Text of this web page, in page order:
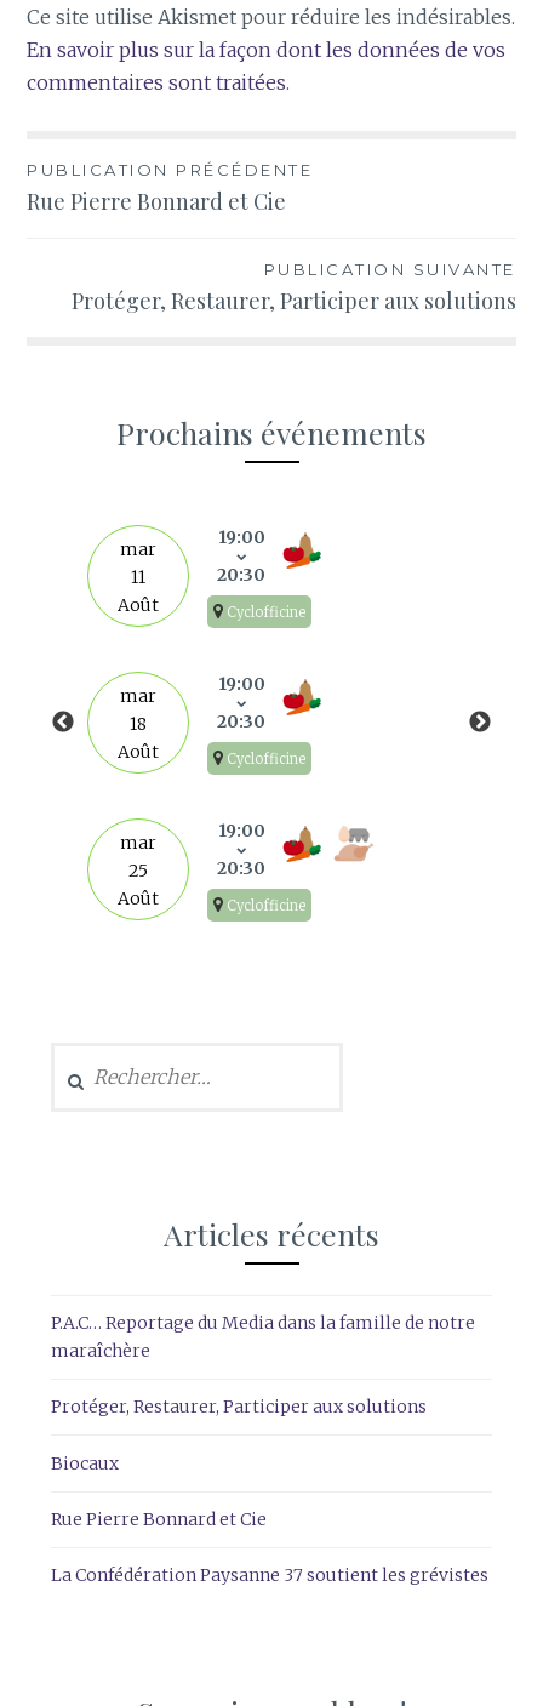
Ce site utilise Akismet pour réduire les indésirables.
En savoir plus sur la façon dont les données de vos
commentaires sont traitées.
Navigation
de
PUBLICATION PRÉCÉDENTE
Rue Pierre Bonnard et Cie
PUBLICATION SUIVANTE
Protéger, Restaurer, Participer aux solutions
Prochains événements
mar
11
Août
19:00
20:30
Cyclofficine
mar
18
Août
19:00
20:30
Cyclofficine
mar
25
Août
19:00
20:30
Cyclofficine
Articles récents
P.A.C… Reportage du Media dans la famille de notre
maraîchère
Protéger, Restaurer, Participer aux solutions
Biocaux
Rue Pierre Bonnard et Cie
La Confédération Paysanne 37 soutient les grévistes